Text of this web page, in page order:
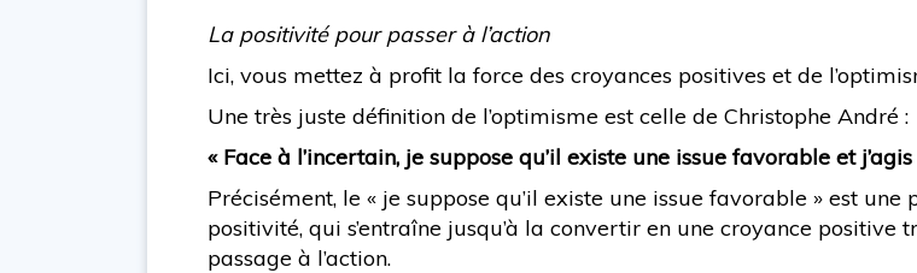
La positivité pour passer à l’action
Ici, vous mettez à profit la force des croyances positives et de
Une très juste définition de l’optimisme est celle de Christophe André :
« Face à l’incertain, je suppose qu’il existe une issue favorable et
Précisément, le « je suppose qu’il existe une issue favorable » est
positivité, qui s’entraîne jusqu’à la convertir en une croyance
passage à l’action.